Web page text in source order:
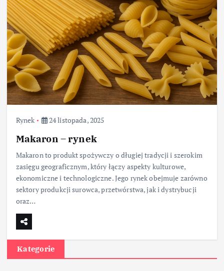
Rynek 24 listopada, 2025
Makaron – rynek
Makaron to produkt spożywczy o długiej tradycji i szerokim
zasięgu geograficznym, który łączy aspekty kulturowe,
ekonomiczne i technologiczne. Jego rynek obejmuje zarówno
sektory produkcji surowca, przetwórstwa, jak i dystrybucji
oraz…
Kategorie